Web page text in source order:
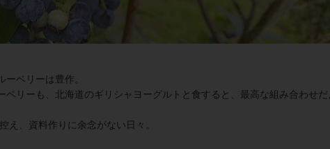
ベリーは豊作。
リーも、北海道のギリシャヨーグルトと食すると、最高な組み合わせだ
、資料作りに余念がない日々。